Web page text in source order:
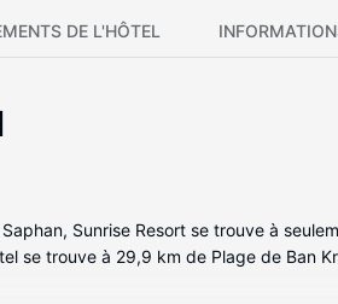
DE L'HÔTEL
Sunrise Resort se trouve à
se trouve à 29,9 km de Plage de Ban